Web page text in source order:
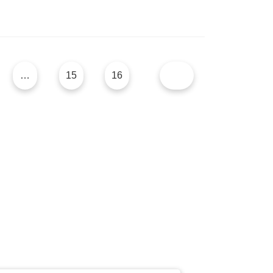
… 15 16